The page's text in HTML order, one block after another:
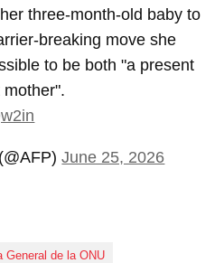
three-month-old baby to
breaking move she
to be both "a present
June 25, 2026
General de la ONU